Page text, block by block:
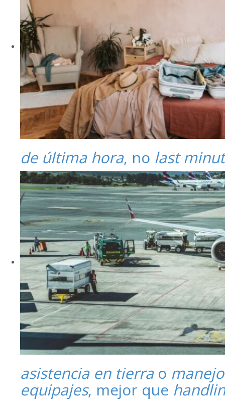
de última hora, no last
asistencia en tierrao
equipajes, mejor que